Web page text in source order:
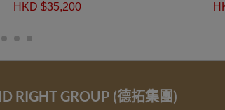
HKD $35,200
RIGHT GROUP (德拓集團)